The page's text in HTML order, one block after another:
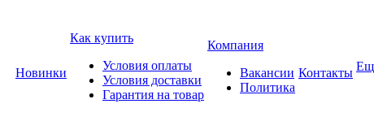
Новинки
Как купить
Условия оплаты
Условия доставки
Гарантия на товар
Компания
Вакансии
Политика
Контакты